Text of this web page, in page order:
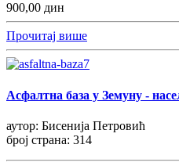
900,00 дин
Прочитај више
Асфалтна база у Земуну -
аутор: Бисенија Петровић
број страна: 314